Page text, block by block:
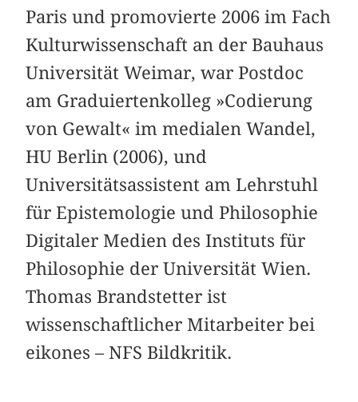
Paris und promovierte 2006 im Fach
Kulturwissenschaft an der Bauhaus
Universität Weimar, war Postdoc
am Graduiertenkolleg »Codierung
von Gewalt« im medialen Wandel,
HU Berlin (2006), und
Universitätsassistent am Lehrstuhl
für Epistemologie und Philosophie
Digitaler Medien des Instituts für
Philosophie der Universität Wien.
Thomas Brandstetter ist
wissenschaftlicher Mitarbeiter bei
eikones – NFS Bildkritik.